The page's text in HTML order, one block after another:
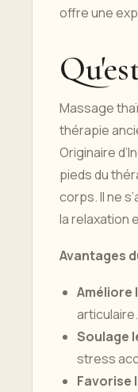
offre une
Massage
thérapie
Originaire
pieds du
corps. Il ne
la relaxation
Avantages
Améliore
articulaire.
Soulage
stress
Favorise